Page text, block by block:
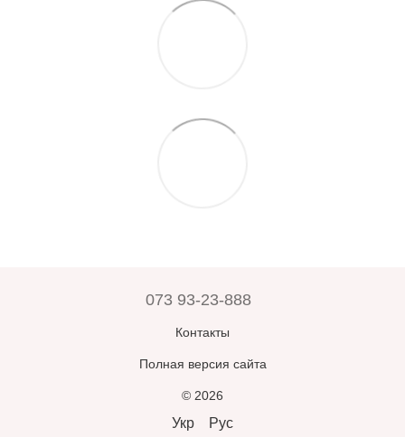
073 93-23-888
Контакты
Полная версия сайта
© 2026
Укр Рус